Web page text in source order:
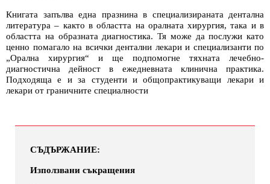
Книгата запълва една празнина в специализираната дентална
литература – както в областта на оралната хирургия, така и в
областта на образната диагностика. Тя може да послужи като
ценно помагало на всички дентални лекари и специализанти по
„Орална хирургия“ и ще подпомогне тяхната лечебно-
диагностична дейност в ежедневната клинична практика.
Подходяща е и за студенти и общопрактикуващи лекари и
лекари от граничните специалности
СЪДЪРЖАНИЕ:
Използвани съкращения